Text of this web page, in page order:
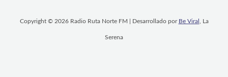
Copyright © 2026 Radio Ruta Norte FM | Desarrollado por Be Viral , La
Serena